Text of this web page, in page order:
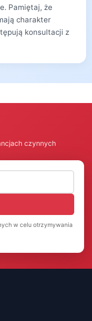
Pamiętaj, że
charakter
konsultacji z
czynnych
w celu otrzymywania